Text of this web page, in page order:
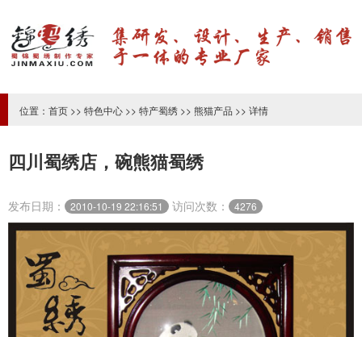
位置： 首页 >> 特色中心 >> 特产蜀绣 >> 熊猫产品 >> 详情
四川蜀绣店，碗熊猫蜀绣
发布日期： 2010-10-19 22:16:51 访问次数： 4276